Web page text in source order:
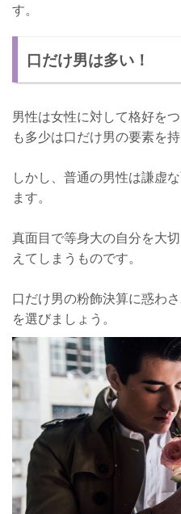
す。
口だけ男は多い！
男性は女性に対して格好を
も多少は口だけ男の要素を持
しかし、普通の男性は謙虚
ます。
真面目で等身大の自分を大
えてしまうものです。
口だけ男の粉飾決算に惑わ
を選びましょう。